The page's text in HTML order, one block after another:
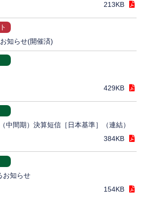
213KB
知らせ(開催済)
429KB
中間期）決算短信［日本基準］（連結）
384KB
お知らせ
154KB